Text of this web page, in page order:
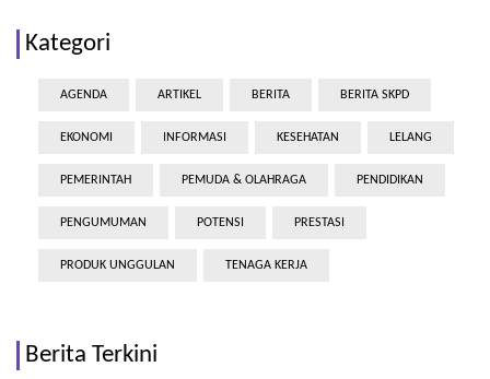
Kategori
AGENDA ARTIKEL BERITA BERITA SKPD
EKONOMI INFORMASI KESEHATAN LELANG
PEMERINTAH PEMUDA & OLAHRAGA PENDIDIKAN
PENGUMUMAN POTENSI PRESTASI
PRODUK UNGGULAN TENAGA KERJA
Berita Terkini